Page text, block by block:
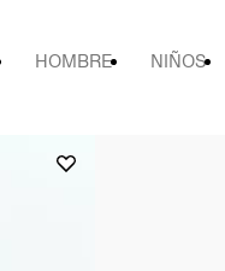
HOMBRE NIÑOS